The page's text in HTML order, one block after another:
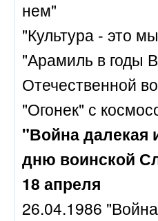
нем"
"Культура - это
"Арамиль в годы
Отечественной
"Огонек" с
"Война далекая
дню воинской
18 апреля
26.04.1986